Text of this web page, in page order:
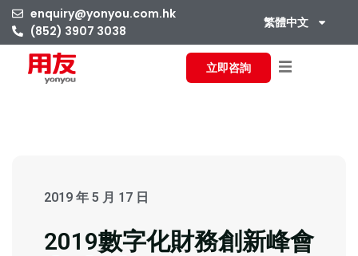
enquiry@yonyou.com.hk
(852) 3907 3038
繁體中文
立即咨詢
2019 年 5 月 17 日
2019數字化財務創新峰會